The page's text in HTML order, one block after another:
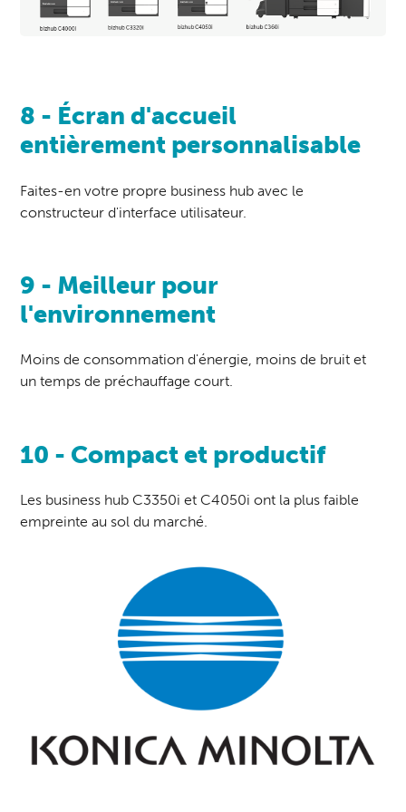
8 - Écran d'accueil
entièrement personnalisable
Faites-en votre propre business hub avec le
constructeur d'interface utilisateur.
9 - Meilleur pour
l'environnement
Moins de consommation d'énergie, moins de bruit et
un temps de préchauffage court.
10 - Compact et productif
Les business hub C3350i et C4050i ont la plus faible
empreinte au sol du marché.